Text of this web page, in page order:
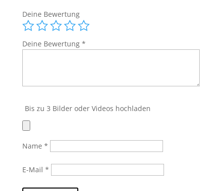
Musik
Menge
Deine Bewertung
Deine Bewertung *
Bis zu 3 Bilder oder Videos hochladen
Name *
E-Mail *